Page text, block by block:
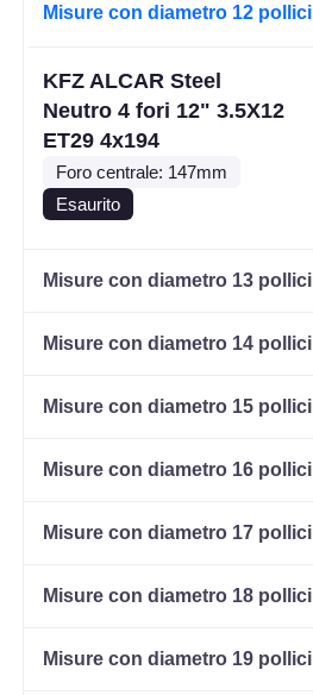
Misure con diametro 12 pollici
KFZ ALCAR Steel
Neutro 4 fori 12" 3.5X12
ET29 4x194
Foro centrale: 147mm
Esaurito
Misure con diametro 13 pollici
Misure con diametro 14 pollici
Misure con diametro 15 pollici
Misure con diametro 16 pollici
Misure con diametro 17 pollici
Misure con diametro 18 pollici
Misure con diametro 19 pollici